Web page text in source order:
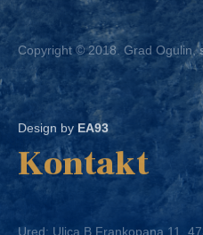
Copyright © 2018. Grad Ogulin,
Design byEA93
Kontakt
Ured: Ulica B.Frankopana 11,